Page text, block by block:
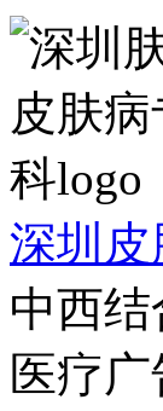
深圳
中西
医疗